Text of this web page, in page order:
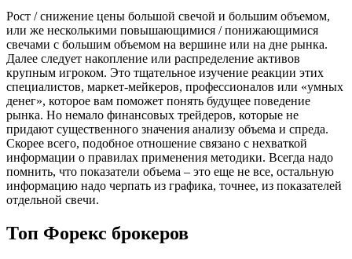
Рост / снижение цены большой свечой и большим объемом,
или же несколькими повышающимися / понижающимися
свечами с большим объемом на вершине или на дне рынка.
Далее следует накопление или распределение активов
крупным игроком. Это тщательное изучение реакции этих
специалистов, маркет-мейкеров, профессионалов или «умных
денег», которое вам поможет понять будущее поведение
рынка. Но немало финансовых трейдеров, которые не
придают существенного значения анализу объема и спреда.
Скорее всего, подобное отношение связано с нехваткой
информации о правилах применения методики. Всегда надо
помнить, что показатели объема – это еще не все, остальную
информацию надо черпать из графика, точнее, из показателей
отдельной свечи.
Топ Форекс брокеров